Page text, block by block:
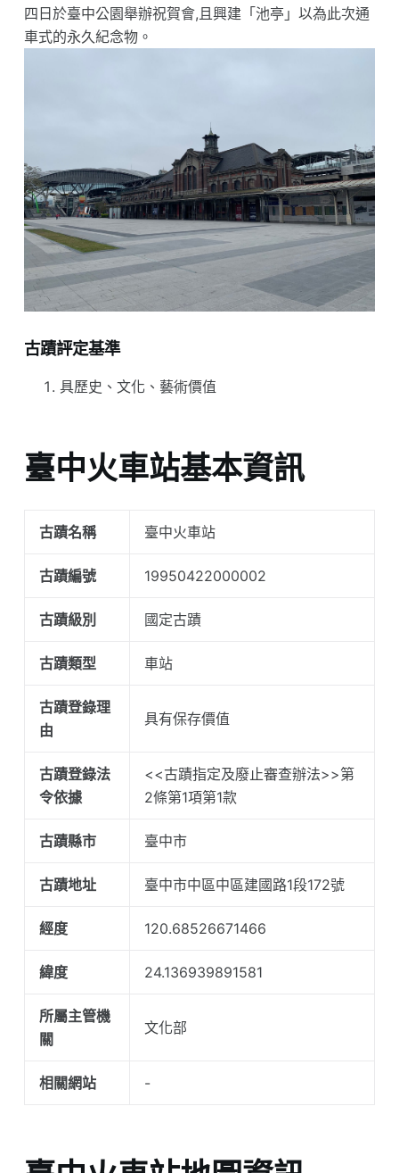
四日於臺中公園舉辦祝賀會,且興建「池亭」以為此次通
車式的永久紀念物。
古蹟評定基準
具歷史、文化、藝術價值
臺中火車站基本資訊
古蹟名稱 臺中火車站
古蹟編號 19950422000002
古蹟級別 國定古蹟
古蹟類型 車站
古蹟登錄理
由
具有保存價值
古蹟登錄法
令依據
<<古蹟指定及廢止審查辦法>>第
2條第1項第1款
古蹟縣市 臺中市
古蹟地址 臺中市中區中區建國路1段172號
經度 120.68526671466
緯度 24.136939891581
所屬主管機
關
文化部
相關網站 -